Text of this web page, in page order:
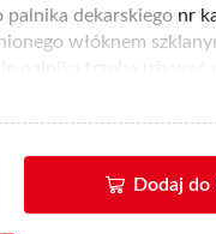
palnika dekarskiego nr
włóknem
palnika trzeba używać
w sprzedaży online,
w ciągu 72 godzin
Dodaj do